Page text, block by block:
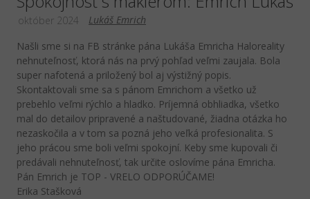
Lukáš Emrich
október 2024
Našli sme si na FB stránke pána Lukáša Emricha Haloreality
nehnuteľnosť, ktorá nás na prvý pohľad veľmi zaujala. Bola
super nafotená a priložený bol aj výstižný popis.
Skontaktovali sme sa s pánom Emrichom a všetko už
prebehlo veľmi rýchlo a hladko. Príjemná obhliadka, všetko
mal do detailov pripravené a naštudované, žiadna otázka ho
nezaskočila a v tom sa pozná jeho veľká profesionalita. S
jeho prácou sme boli veľmi spokojní. Keby sme kupovali či
predávali nehnuteľnosť, tak určite oslovíme pána Emricha.
Pán Emrich je TOP - VRELO ODPORÚČAME!
Erika Stašková